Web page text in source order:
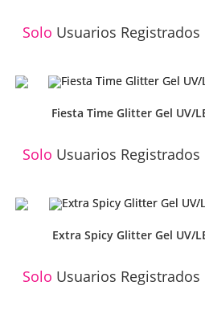
Solo Usuarios Registrados
Fiesta Time Glitter Gel UV/
Solo Usuarios Registrados
Extra Spicy Glitter Gel UV/
Solo Usuarios Registrados